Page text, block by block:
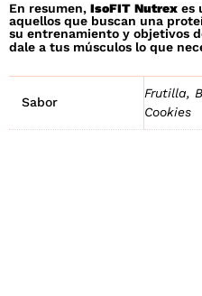
En resumen, IsoFIT Nutrex es
aquellos que buscan una
su entrenamiento y objetivos
dale a tus músculos lo que
Sabor
Frutilla,
Cookies